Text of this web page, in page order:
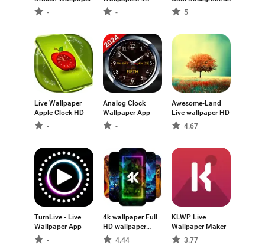
-
-
5
Live Wallpaper
Apple Clock HD
-
Analog Clock
Wallpaper App
-
Awesome-Land
Live wallpaper HD
4.67
TurnLive - Live
Wallpaper App
-
4k wallpaper Full
HD wallpaper
(background)
4.44
KLWP Live
Wallpaper Maker
3.77